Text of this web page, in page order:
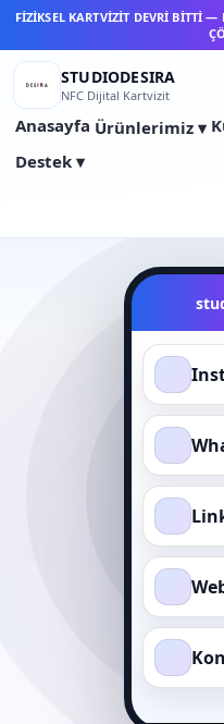
FİZİKSEL KARTVİZİT DEVRİ BİTTİ —
STUDIODESIRA
NFC Dijital Kartvizit
Anasayfa Ürünlerimiz ▾
Destek ▾